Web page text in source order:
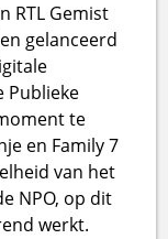
RTL Gemist
gelanceerd
Publieke
te
en Family 7
van het
NPO, op dit
werkt.